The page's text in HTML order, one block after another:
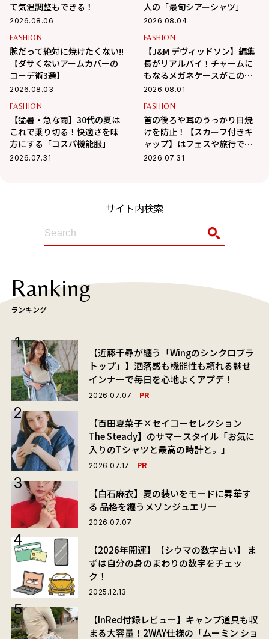
て気温調整もできる！
2026.08.06
人の「最旬シアーシャツ」
2026.08.04
FASHION
腕だって絶対に焼けたくない!!
【ダサくないアームカバーの
コーデ術3選】
2026.08.03
FASHION
【J&M デヴィッドソン】編集
長がリアルバイ！チャームに
もなるメガネケースがこの夏
大活躍の予感
2026.08.01
FASHION
【猛暑・急な雨】30代の夏は
これで乗り切る！快適さを味
方にする「コスパ機能服」
2026.07.31
FASHION
首の後ろや耳のうっかり日焼
けを防止！【スカーフ付きキ
ャップ】はフェスや旅行でも
活躍
2026.07.31
サイト内検索
Ranking
ランキング
【近藤千尋が纏う「Wingのシンクロブラ
トップ」】洒落感も機能性も頼れる魅せ
インナーで毎日を心地よくアプデ！
2026.07.07 PR
【百田夏菜子×セイコーセレクション
The Steady】のサマースタイル「お気に
入りのTシャツと最高の時計と。」
2026.07.17 PR
【白石麻衣】夏の装いをモードに昇華す
る 品格を纏うメゾンジュエリー
2026.07.07
【2026年開運】【シウマの数字占い】 ま
ずは自分の身のまわりの数字をチェッ
ク！
2025.12.13
【InRed付録レビュー】キャンプ道具も収
まる大容量！2WAY仕様の「ムーミン ショ